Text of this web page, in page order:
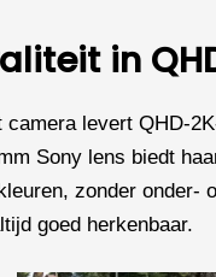
in
camera levert QHD-
Sony lens biedt
zonder onder-
goed herkenbaar.